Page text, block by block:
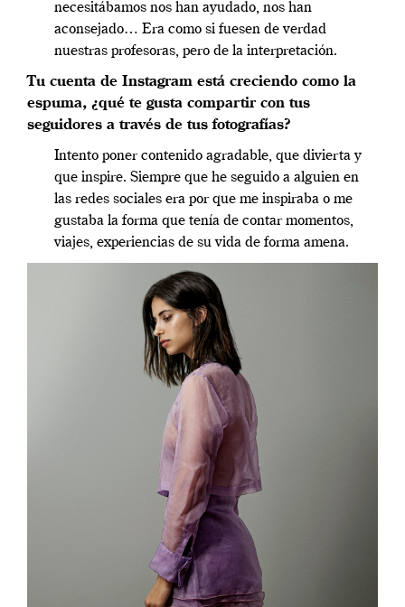
necesitábamos nos han ayudado, nos han
aconsejado… Era como si fuesen de verdad
nuestras profesoras, pero de la interpretación.
Tu cuenta de Instagram está creciendo como la
espuma, ¿qué te gusta compartir con tus
seguidores a través de tus fotografías?
Intento poner contenido agradable, que divierta y
que inspire. Siempre que he seguido a alguien en
las redes sociales era por que me inspiraba o me
gustaba la forma que tenía de contar momentos,
viajes, experiencias de su vida de forma amena.